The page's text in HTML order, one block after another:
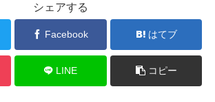
シェアする
Facebook はてブ
LINE コピー